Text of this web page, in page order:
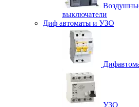
выключатели
Диф автоматы и УЗО
УЗО